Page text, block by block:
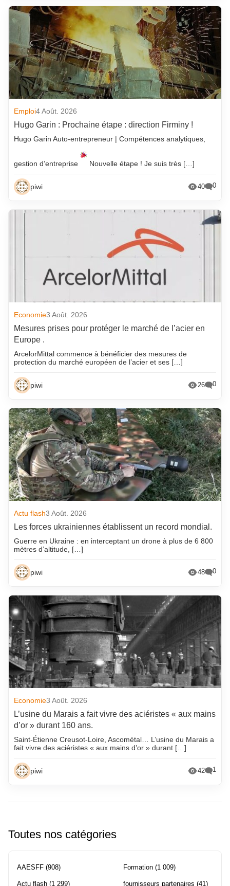
Emploi4 Août. 2026
Hugo Garin : Prochaine étape : direction Firminy !
Hugo Garin Auto-entrepreneur | Compétences analytiques,
gestion d’entreprise Nouvelle étape ! Je suis très […]
piwi 40 0
Economie3 Août. 2026
Mesures prises pour protéger le marché de l’acier en
Europe .
ArcelorMittal commence à bénéficier des mesures de
protection du marché européen de l’acier et ses […]
piwi 26 0
Actu flash3 Août. 2026
Les forces ukrainiennes établissent un record mondial.
Guerre en Ukraine : en interceptant un drone à plus de 6 800
mètres d’altitude, […]
piwi 48 0
Economie3 Août. 2026
L’usine du Marais a fait vivre des aciéristes « aux mains
d’or » durant 160 ans.
Saint-Étienne Creusot-Loire, Ascométal… L’usine du Marais a
fait vivre des aciéristes « aux mains d’or » durant […]
piwi 42 1
Toutes nos catégories
AAESFF (908)
Actu flash (1 299)
Formation (1 009)
fournisseurs partenaires (41)